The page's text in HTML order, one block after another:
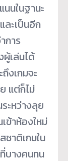
นในฐานะ
ละเป็นอีก
การ
เล่นได้
งเกมจะ
แต่ก็ไม่
ะหว่างลุย
ข้าห้องใหม่
าติเกมใน
บางคนทน